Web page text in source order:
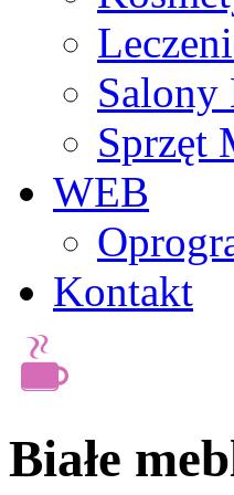
Salony
Sprzęt
WEB
Kontakt
Białe